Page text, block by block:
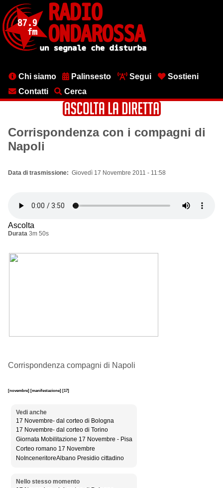
contenuto
principale
MenuChi siamo Palinsesto Segui
Sostieni
Contatti
Cerca
Corrispondenza con i compagni di
Napoli
Data di trasmissione Giovedì 17 Novembre 2011 - 11:58
Ascolta
Durata 3m 50s
Corrispondenza compagni di Napoli
[novembre] [manifestazione] [17]
Vedi anche
17 Novembre- dal corteo di Bologna
17 Novembre- dal corteo di Torino
Giornata Mobilitazione 17 Novembre - Pisa
Corteo romano 17 Novembre
NoInceneritoreAlbano Presidio cittadino
Nello stesso momento